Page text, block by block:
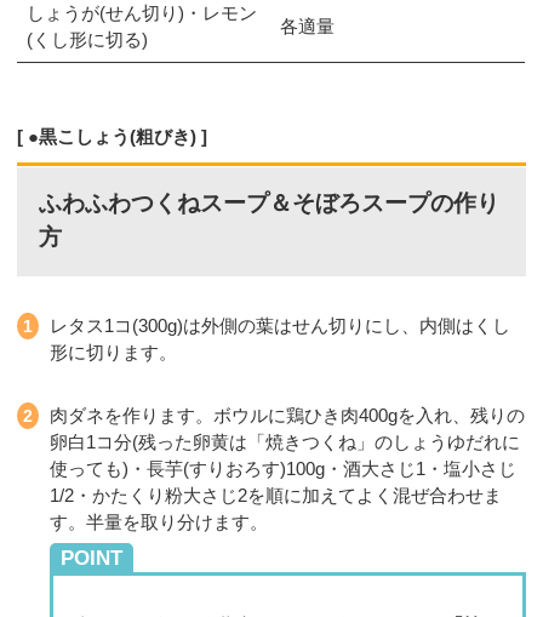
しょうが(せん切り)・レモン
(くし形に切る)
各適量
●黒こしょう(粗びき)
ふわふわつくねスープ＆そぼろスープの作り
方
レタス1コ(300g)は外側の葉はせん切りにし、内側はくし
形に切ります。
肉ダネを作ります。ボウルに鶏ひき肉400gを入れ、残りの
卵白1コ分(残った卵黄は「焼きつくね」のしょうゆだれに
使っても)・長芋(すりおろす)100g・酒大さじ1・塩小さじ
1/2・かたくり粉大さじ2を順に加えてよく混ぜ合わせま
す。半量を取り分けます。
POINT